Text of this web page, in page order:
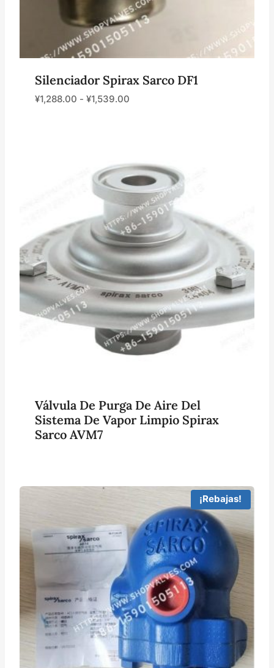
Silenciador Spirax Sarco DF1
¥1,288.00 - ¥1,539.00
Válvula De Purga De Aire Del
Sistema De Vapor Limpio Spirax
Sarco AVM7
¡Rebajas!